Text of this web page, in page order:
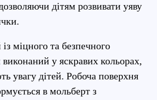
дітям розвивати уяву
міцного та безпечного
виконаний у яскравих кольорах,
увагу дітей. Робоча поверхня
в мольберт з